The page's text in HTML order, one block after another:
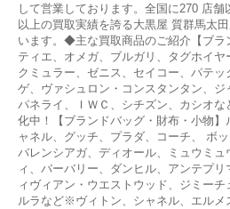
して営業しております。全国に270 店
以上の買取実績を誇る大黒屋 質群馬太
います。◆主な買取商品のご紹介【ブラ
ティエ、オメガ、ブルガリ、タグホイ
クミュラー、ゼニス、セイコー、パテ
ゲ、ヴァシュロン・コンスタンタン、ジ
パネライ、ＩＷＣ、シチズン、カシオ
化中！【ブランドバッグ・財布・小物
ャネル、グッチ、プラダ、コーチ、 ボ
バレンシアガ、ディオール、ミュウミ
ィ、バーバリー、ダンヒル、アンテプ
ィヴィアン・ウエストウッド、ジミー
ルラなど※ヴィトン、シャネル、エルメ